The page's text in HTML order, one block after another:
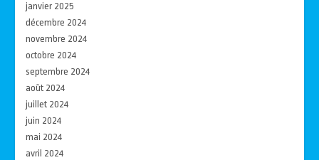
janvier 2025
décembre 2024
novembre 2024
octobre 2024
septembre 2024
août 2024
juillet 2024
juin 2024
mai 2024
avril 2024